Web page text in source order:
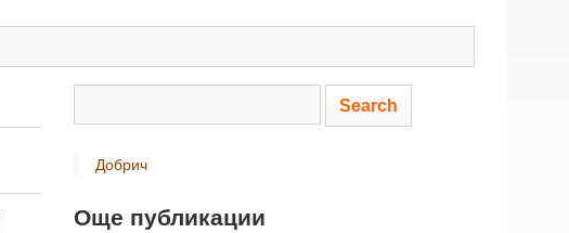
Добрич
Още публикации